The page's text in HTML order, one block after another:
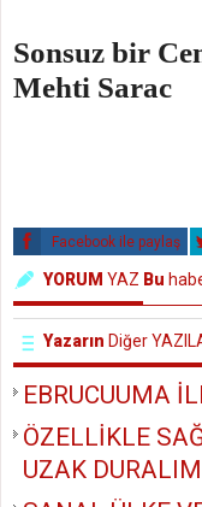
Sonsuz bir
Mehti Sarac
Facebook ile paylaş
YORUM YAZ Bu
Yazarın Diğer
EBRUCUUMA
ÖZELLİKLE
UZAK